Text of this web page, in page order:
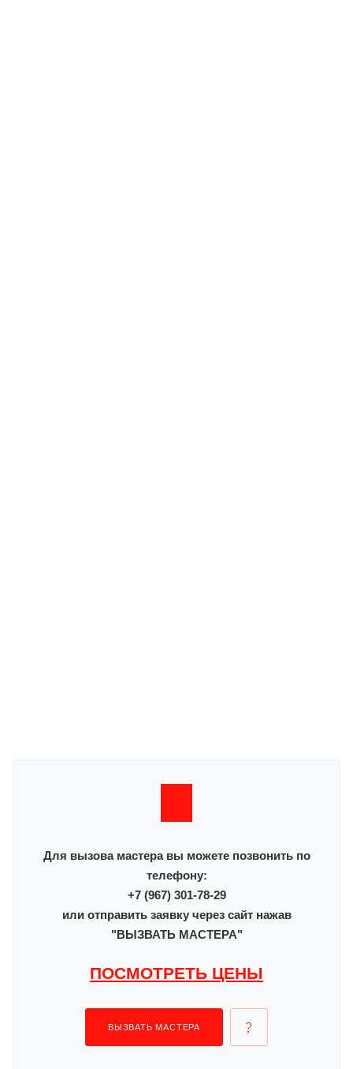
Для вызова мастера вы можете позвонить по
телефону:
+7 (967) 301-78-29
или отправить заявку через сайт нажав
"ВЫЗВАТЬ МАСТЕРА"
ПОСМОТРЕТЬ ЦЕНЫ
ВЫЗВАТЬ МАСТЕРА